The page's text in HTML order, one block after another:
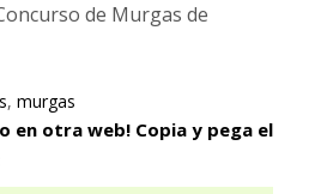
de Murgas de
, murgas
en otra web! Copia y pega el